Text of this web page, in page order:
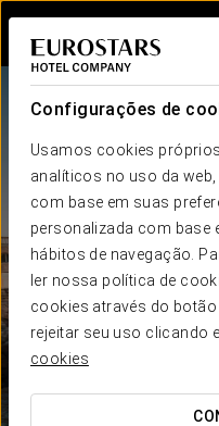
Configurações de
Usamos cookies
analíticos no uso da
com base em suas
personalizada com base
hábitos de navegação.
ler nossa política de
cookies através do
rejeitar seu uso clicando
cookies